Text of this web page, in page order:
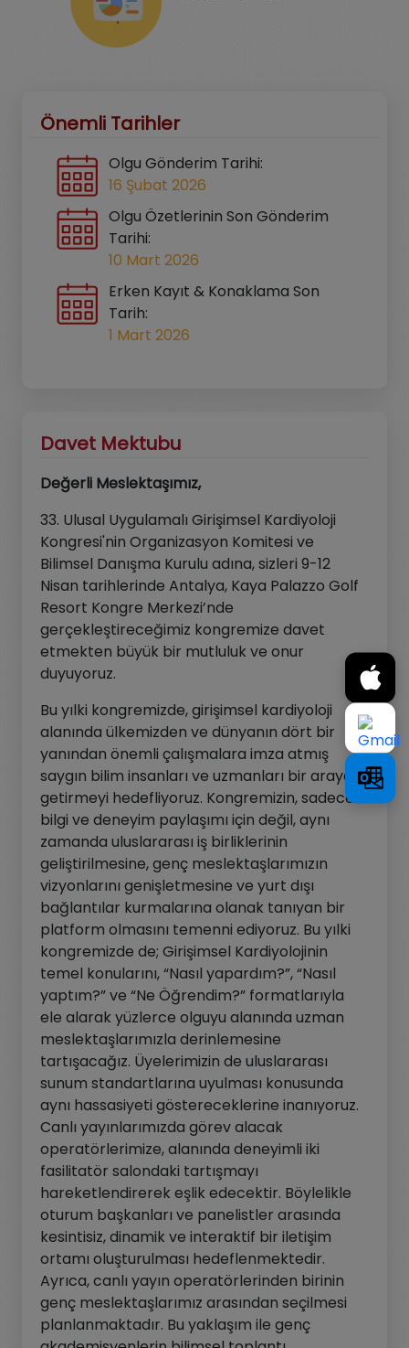
Önemli Tarihler
Olgu Gönderim Tarihi:
16 Şubat 2026
Olgu Özetlerinin Son Gönderim
Tarihi:
10 Mart 2026
Erken Kayıt & Konaklama Son
Tarih:
1 Mart 2026
Davet Mektubu
Değerli Meslektaşımız,
33. Ulusal Uygulamalı Girişimsel Kardiyoloji
Kongresi'nin Organizasyon Komitesi ve
Bilimsel Danışma Kurulu adına, sizleri 9-12
Nisan tarihlerinde Antalya, Kaya Palazzo Golf
Resort Kongre Merkezi’nde
gerçekleştireceğimiz kongremize davet
etmekten büyük bir mutluluk ve onur
duyuyoruz.
Bu yılki kongremizde, girişimsel kardiyoloji
alanında ülkemizden ve dünyanın dört bir
yanından önemli çalışmalara imza atmış
saygın bilim insanları ve uzmanları bir araya
getirmeyi hedefliyoruz. Kongremizin, sadece
bilgi ve deneyim paylaşımı için değil, aynı
zamanda uluslararası iş birliklerinin
geliştirilmesine, genç meslektaşlarımızın
vizyonlarını genişletmesine ve yurt dışı
bağlantılar kurmalarına olanak tanıyan bir
platform olmasını temenni ediyoruz. Bu yılki
kongremizde de; Girişimsel Kardiyolojinin
temel konularını, “Nasıl yapardım?”, “Nasıl
yaptım?” ve “Ne Öğrendim?” formatlarıyla
ele alarak yüzlerce olguyu alanında uzman
meslektaşlarımızla derinlemesine
tartışacağız. Üyelerimizin de uluslararası
sunum standartlarına uyulması konusunda
aynı hassasiyeti göstereceklerine inanıyoruz.
Canlı yayınlarımızda görev alacak
operatörlerimize, alanında deneyimli iki
fasilitatör salondaki tartışmayı
hareketlendirerek eşlik edecektir. Böylelikle
oturum başkanları ve panelistler arasında
kesintisiz, dinamik ve interaktif bir iletişim
ortamı oluşturulması hedeflenmektedir.
Ayrıca, canlı yayın operatörlerinden birinin
genç meslektaşlarımız arasından seçilmesi
planlanmaktadır. Bu yaklaşım ile genç